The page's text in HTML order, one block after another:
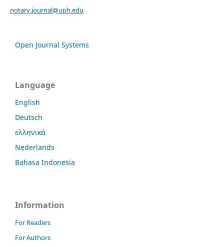
notary.journal@uph.edu
Open Journal Systems
Language
English
Deutsch
ελληνικά
Nederlands
Bahasa Indonesia
Information
For Readers
For Authors